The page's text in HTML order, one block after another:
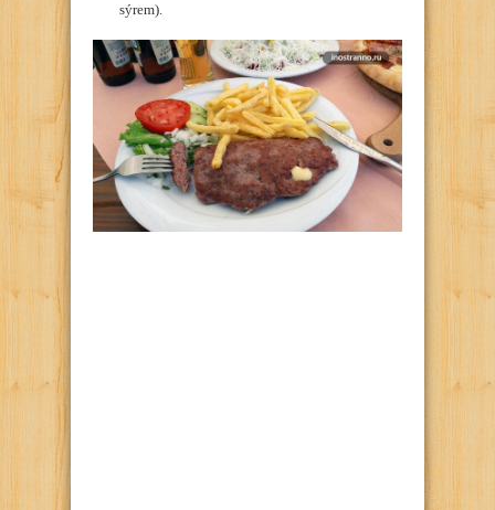
sýrem).